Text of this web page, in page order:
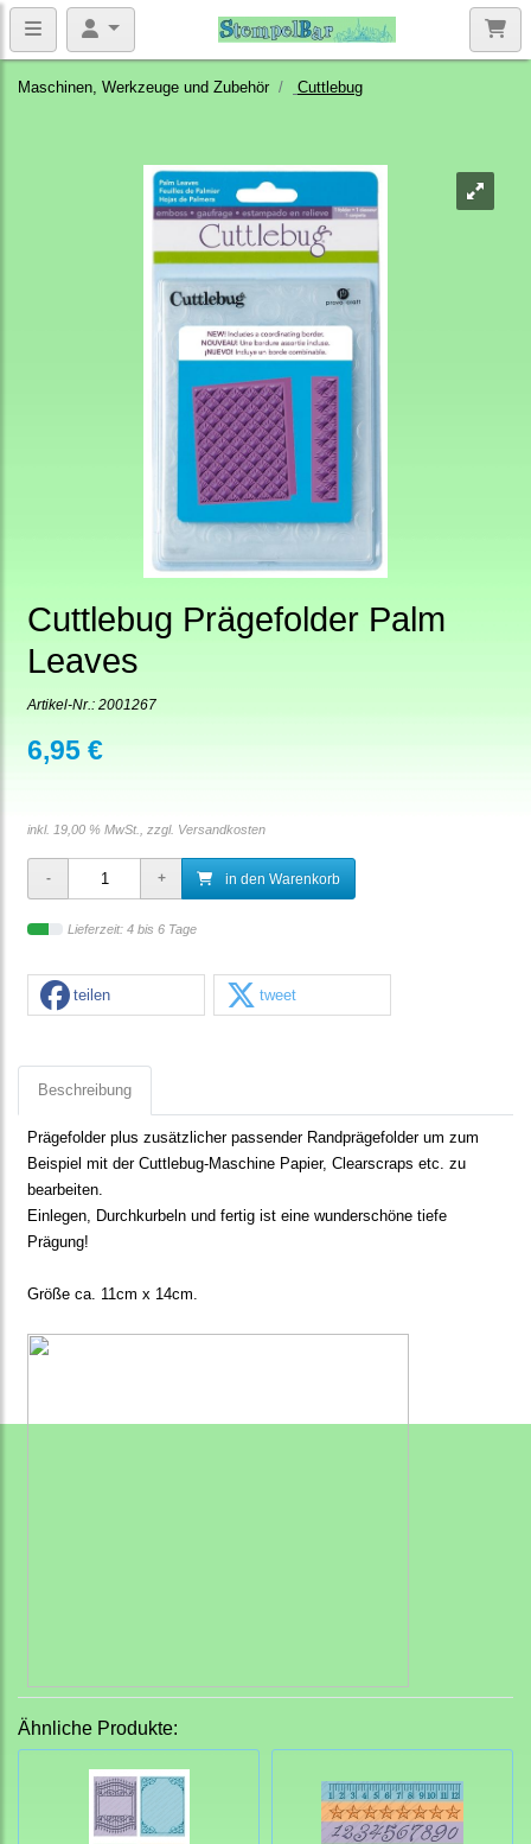
Maschinen, Werkzeuge und Zubehör Cuttlebug
Cuttlebug Prägefolder Palm
Leaves
Artikel-Nr.: 2001267
6,95 €
inkl. 19,00 % MwSt., zzgl. Versandkosten
in den Warenkorb
Lieferzeit: 4 bis 6 Tage
teilen tweet
Beschreibung
Prägefolder plus zusätzlicher passender Randprägefolder um zum
Beispiel mit der Cuttlebug-Maschine Papier, Clearscraps etc. zu
bearbeiten.
Einlegen, Durchkurbeln und fertig ist eine wunderschöne tiefe
Prägung!
Größe ca. 11cm x 14cm.
Ähnliche Produkte: